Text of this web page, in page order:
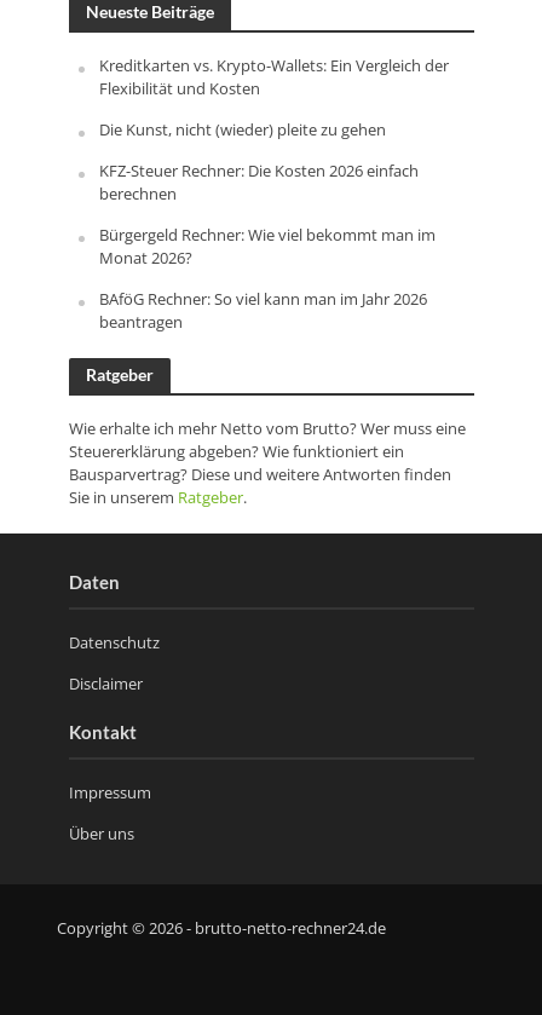
Neueste Beiträge
Kreditkarten vs. Krypto-Wallets: Ein Vergleich der
Flexibilität und Kosten
Die Kunst, nicht (wieder) pleite zu gehen
KFZ-Steuer Rechner: Die Kosten 2026 einfach
berechnen
Bürgergeld Rechner: Wie viel bekommt man im
Monat 2026?
BAföG Rechner: So viel kann man im Jahr 2026
beantragen
Ratgeber
Wie erhalte ich mehr Netto vom Brutto? Wer muss eine
Steuererklärung abgeben? Wie funktioniert ein
Bausparvertrag? Diese und weitere Antworten finden
Sie in unserem Ratgeber.
Daten
Datenschutz
Disclaimer
Kontakt
Impressum
Über uns
Copyright © 2026 - brutto-netto-rechner24.de